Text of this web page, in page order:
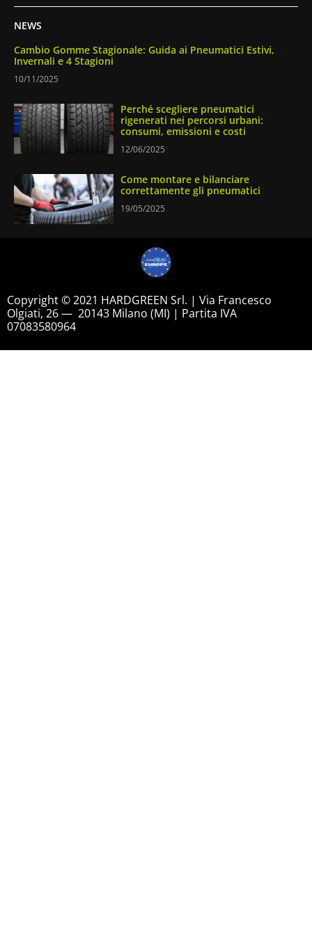
NEWS
Cambio Gomme Stagionale: Guida ai Pneumatici Estivi,
Invernali e 4 Stagioni
10/11/2025
Perché scegliere pneumatici
rigenerati nei percorsi urbani:
consumi, emissioni e costi
12/06/2025
Come montare e bilanciare
correttamente gli pneumatici
19/05/2025
Copyright © 2021 HARDGREEN Srl. | Via Francesco
Olgiati, 26 — 20143 Milano (MI) | Partita IVA
07083580964